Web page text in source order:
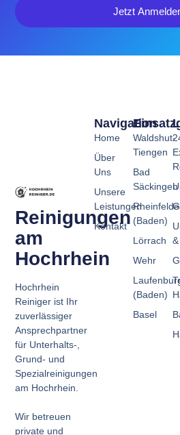
Jetzt
Reinigungen
am
Hochrhein
Hochrhein
Reiniger ist Ihr
zuverlässiger
Ansprechpartner
für Unterhalts-,
Grund- und
Spezialreinigungen
am Hochrhein.
Wir betreuen
private und
Waldshut-
Tiengen
Bad
Säckingen
(Baden)
Lörrach
Wehr
(Baden)
Basel
Navigation
Home
Über
Uns
Unsere
Leistungen
Kontakt